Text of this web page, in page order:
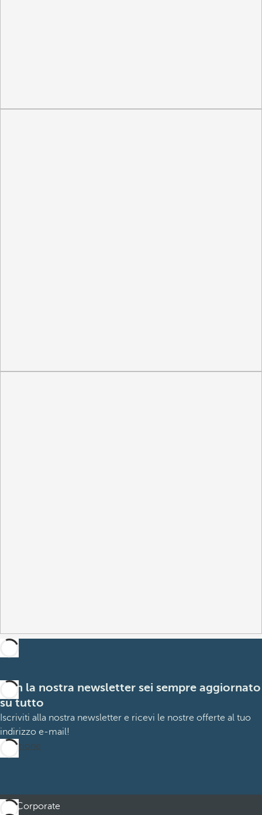
Con la nostra newsletter sei sempre aggiornato
su tutto
Iscriviti alla nostra newsletter e ricevi le nostre offerte al tuo
indirizzo e-mail!
Iscrizione
Corporate